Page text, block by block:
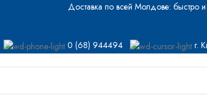
Доставка по всей Молдове: быстро
0 (68) 944494
г.